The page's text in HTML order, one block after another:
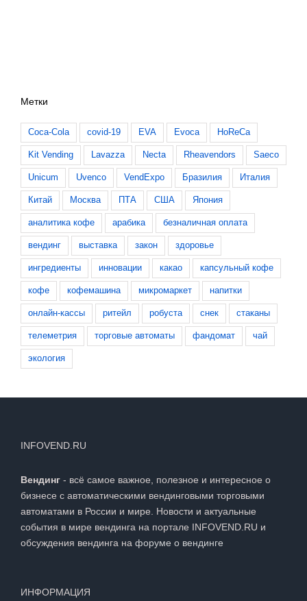
Метки
Coca-Cola covid-19 EVA Evoca HoReCa
Kit Vending Lavazza Necta Rheavendors Saeco
Unicum Uvenco VendExpo Бразилия Италия
Китай Москва ПТА США Япония
аналитика кофе арабика безналичная оплата
вендинг выставка закон здоровье
ингредиенты инновации какао капсульный кофе
кофе кофемашина микромаркет напитки
онлайн-кассы ритейл робуста снек стаканы
телеметрия торговые автоматы фандомат чай
экология
INFOVEND.RU
Вендинг - всё самое важное, полезное и интересное о
бизнесе с автоматическими вендинговыми торговыми
автоматами в России и мире. Новости и актуальные
события в мире вендинга на портале INFOVEND.RU и
обсуждения вендинга на форуме о вендинге
ИНФОРМАЦИЯ